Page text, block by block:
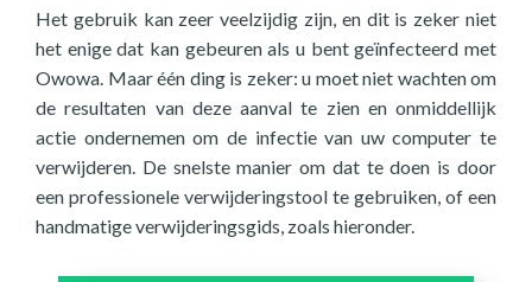
Het gebruik kan zeer veelzijdig zijn, en dit is zeker niet
het enige dat kan gebeuren als u bent geïnfecteerd met
Owowa. Maar één ding is zeker: u moet niet wachten om
de resultaten van deze aanval te zien en onmiddellijk
actie ondernemen om de infectie van uw computer te
verwijderen. De snelste manier om dat te doen is door
een professionele verwijderingstool te gebruiken, of een
handmatige verwijderingsgids, zoals hieronder.